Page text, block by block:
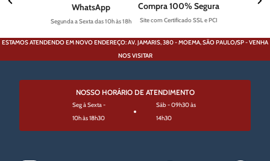
WhatsApp
Segunda a Sexta das 10h às 18h
Compra 100% Segura
Site com Certificado SSL e PCI
ESTAMOS ATENDENDO EM NOVO ENDEREÇO: AV. JAMARIS, 380 - MOEMA, SÃO PAULO/SP - VENHA
NOS VISITAR
NOSSO HORÁRIO DE ATENDIMENTO
Seg à Sexta -
10h às 18h30
Sáb - 09h30 às
14h30